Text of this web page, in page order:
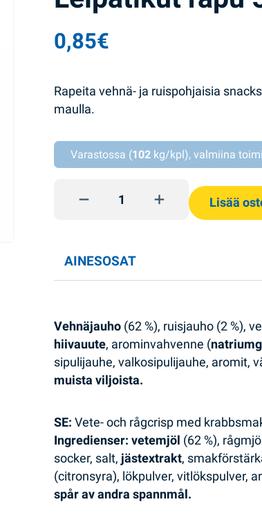
0,85€
Rapeita vehnä- ja ruispohjaisia
maulla.
Varastossa (102 kg/kpl), valmiina
Leipätikut rapu 50g Flint quantity
Lisää
AINESOSAT
Vehnäjauho (62 %), ruisjauho (2 %),
hiivauute, arominvahvenne (
sipulijauhe, valkosipulijauhe, aromit,
muista viljoista.
SE:Vete- och rågcrisp med
Ingredienser: vetemjöl (62 %),
socker, salt, jästextrakt,
(citronsyra), lökpulver, vitlökspulver,
spår av andra spannmål.